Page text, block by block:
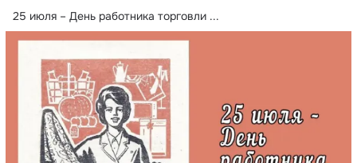
25 июля – День работника торговли ...